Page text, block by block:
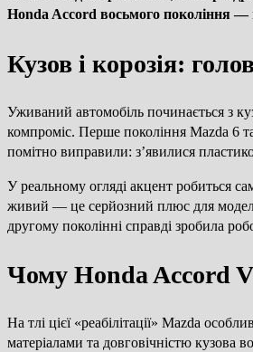
Honda Accord восьмого покоління —
Кузов і корозія:
Уживаний автомобіль починається з
компроміс. Перше покоління Mazda 6
помітно виправили: з’явилися
У реальному огляді акцент робиться
живий — це серйозний плюс для
другому поколінні справді зробила
Чому Honda Accord
На тлі цієї «реабілітації» Mazda
матеріалами та довговічністю